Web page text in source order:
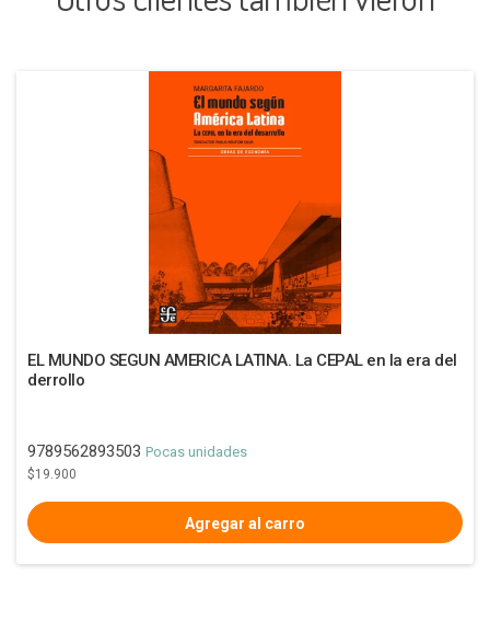
EL MUNDO SEGUN AMERICA LATINA. La CEPAL en la era del
derrollo
9789562893503 Pocas unidades
$19.900